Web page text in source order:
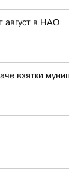
август в НАО
взятки